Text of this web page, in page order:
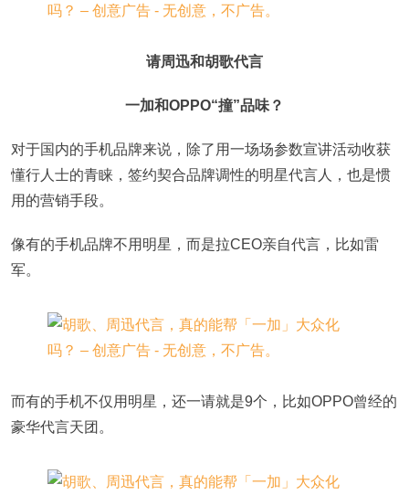
请周迅和胡歌代言
一加和OPPO“撞”品味？
对于国内的手机品牌来说，除了用一场场参数宣讲活动收获
懂行人士的青睐，签约契合品牌调性的明星代言人，也是惯
用的营销手段。
像有的手机品牌不用明星，而是拉CEO亲自代言，比如雷
军。
而有的手机不仅用明星，还一请就是9个，比如OPPO曾经的
豪华代言天团。